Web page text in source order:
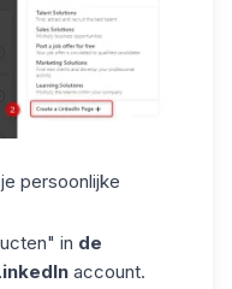
persoonlijke
in de
account.